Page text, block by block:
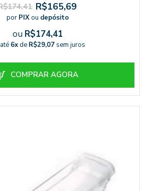
R$165,69
por PIXou depósito
ou R$174,41
6xde R$29,07 sem juros
COMPRAR AGORA